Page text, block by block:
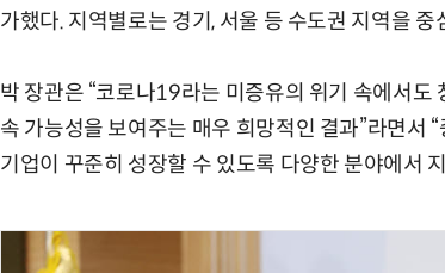
가했다. 지역별로는 경기, 서울 등 수도권 지역을
박 장관은 “코로나19라는 미증유의 위기 속에서도
속 가능성을 보여주는 매우 희망적인 결과”라면서
기업이 꾸준히 성장할 수 있도록 다양한 분야에서